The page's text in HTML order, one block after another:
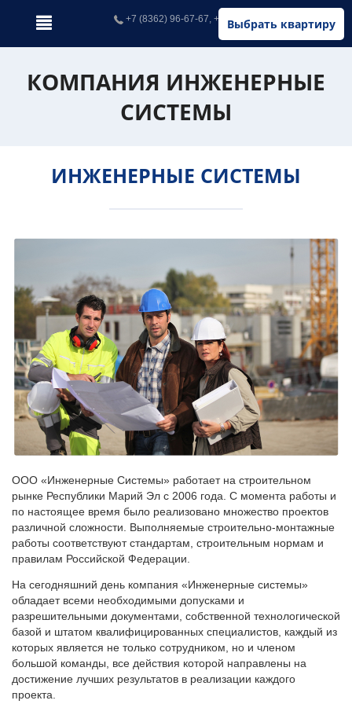
Выбрать квартиру
+7 (8362) 96-67-67, +7 (902) 326-67-67
КОМПАНИЯ ИНЖЕНЕРНЫЕ
СИСТЕМЫ
ИНЖЕНЕРНЫЕ СИСТЕМЫ
ООО «Инженерные Системы» работает на строительном
рынке Республики Марий Эл с 2006 года. С момента работы и
по настоящее время было реализовано множество проектов
различной сложности. Выполняемые строительно-монтажные
работы соответствуют стандартам, строительным нормам и
правилам Российской Федерации.
На сегодняшний день компания «Инженерные системы»
обладает всеми необходимыми допусками и
разрешительными документами, собственной технологической
базой и штатом квалифицированных специалистов, каждый из
которых является не только сотрудником, но и членом
большой команды, все действия которой направлены на
достижение лучших результатов в реализации каждого
проекта.